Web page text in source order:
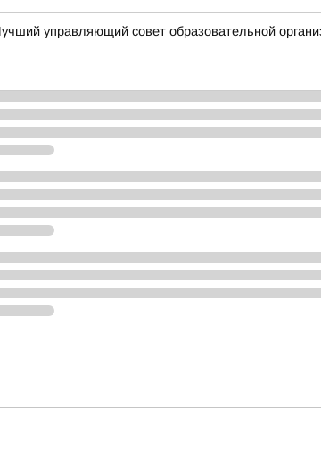
управляющий совет образовательной